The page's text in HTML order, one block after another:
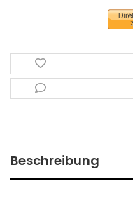
Beschreibung